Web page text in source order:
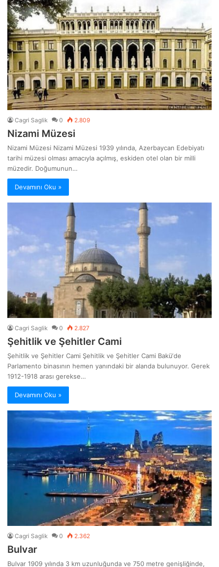
Cagri Saglik 0 2.809
Nizami Müzesi
Nizami Müzesi Nizami Müzesi 1939 yılında, Azerbaycan Edebiyatı
tarihi müzesi olması amacıyla açılmış, eskiden otel olan bir milli
müzedir. Doğumunun…
Devamını Oku »
Cagri Saglik 0 2.827
Şehitlik ve Şehitler Cami
Şehitlik ve Şehitler Cami Şehitlik ve Şehitler Cami Bakü‘de
Parlamento binasının hemen yanındaki bir alanda bulunuyor. Gerek
1912-1918 arası gerekse…
Devamını Oku »
Cagri Saglik 0 2.362
Bulvar
Bulvar 1909 yılında 3 km uzunluğunda ve 750 metre genişliğinde,